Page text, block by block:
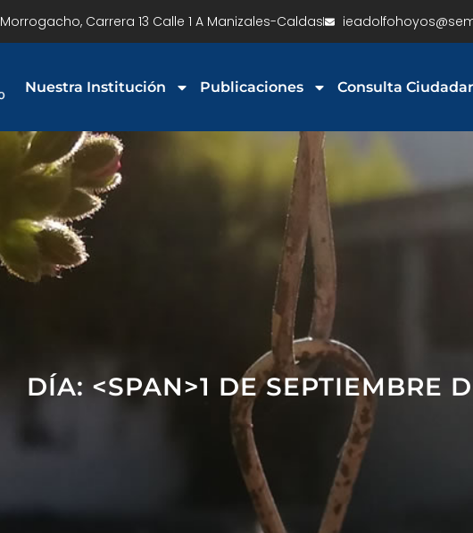
Morrogacho, Carrera 13 Calle 1 A Manizales-Caldas
Nuestra Institución Publicaciones Consulta
DÍA: <SPAN>1 DE SEPTIEMBRE